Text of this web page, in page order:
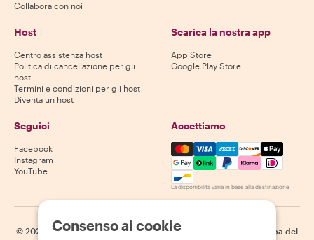
Collabora con noi
Host
Centro assistenza host
Politica di cancellazione per gli
host
Termini e condizioni per gli host
Diventa un host
Scarica la nostra app
App Store
Google Play Store
Seguici
Facebook
Instagram
YouTube
Accettiamo
Mastercard, Visa, Amex,
La disponibilità varia in base alla destinazione
© 2026 Withlocals.com | Informativa sulla privacy Mappa del
Consenso ai cookie